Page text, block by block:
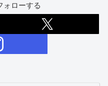
ローする